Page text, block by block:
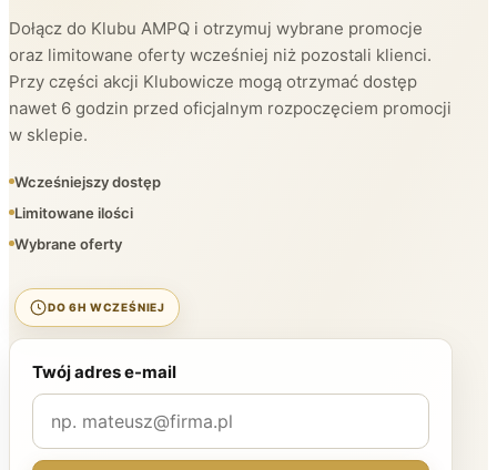
Dołącz do Klubu AMPQ i otrzymuj wybrane promocje
oraz limitowane oferty wcześniej niż pozostali klienci.
Przy części akcji Klubowicze mogą otrzymać dostęp
nawet 6 godzin przed oficjalnym rozpoczęciem promocji
w sklepie.
Wcześniejszy dostęp
Limitowane ilości
Wybrane oferty
DO 6H WCZEŚNIEJ
Twój adres e-mail